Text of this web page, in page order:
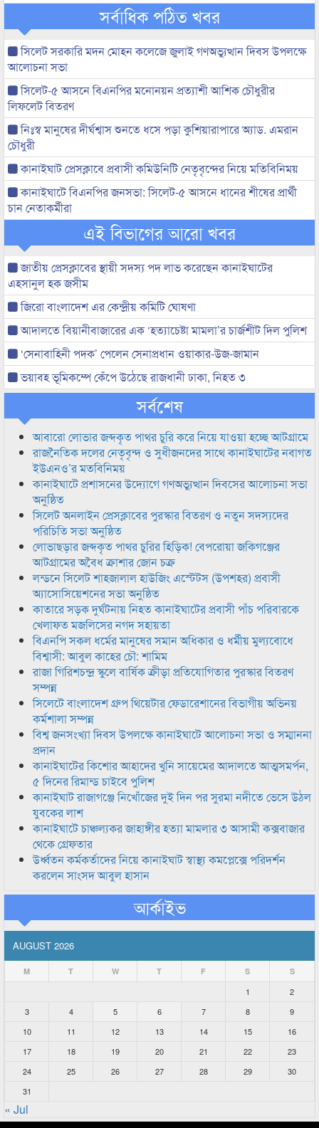
সর্বাধিক পঠিত খবর
সিলেট সরকারি মদন মোহন কলেজে জুলাই গণঅভ্যুত্থান দিবস উপলক্ষে
আলোচনা সভা
সিলেট-৫ আসনে বিএনপির মনোনয়ন প্রত্যাশী আশিক চৌধুরীর
লিফলেট বিতরণ
নিঃস্ব মানুষের দীর্ঘশ্বাস শুনতে ধসে পড়া কুশিয়ারাপারে অ্যাড. এমরান
চৌধুরী
কানাইঘাট প্রেসক্লাবে প্রবাসী কমিউনিটি নেতৃবৃন্দের নিয়ে মতিবিনিময়
কানাইঘাটে বিএনপির জনসভা: সিলেট-৫ আসনে ধানের শীষের প্রার্থী
চান নেতাকর্মীরা
এই বিভাগের আরো খবর
জাতীয় প্রেসক্লাবের স্থায়ী সদস্য পদ লাভ করেছেন কানাইঘাটের
এহসানুল হক জসীম
জিরো বাংলাদেশ এর কেন্দ্রীয় কমিটি ঘোষণা
আদালতে বিয়ানীবাজারের এক ‘হত্যাচেষ্টা মামলা’র চার্জশীট দিল পুলিশ
‘সেনাবাহিনী পদক’ পেলেন সেনাপ্রধান ওয়াকার-উজ-জামান
ভয়াবহ ভূমিকম্পে কেঁপে উঠেছে রাজধানী ঢাকা, নিহত ৩
সর্বশেষ
আবারো লোভার জব্দকৃত পাথর চুরি করে নিয়ে যাওয়া হচ্ছে আটগ্রামে
রাজনৈতিক দলের নেতৃবৃন্দ ও সুধীজনদের সাথে কানাইঘাটের নবাগত
ইউএনও’র মতবিনিময়
কানাইঘাটে প্রশাসনের উদ্যোগে গণঅভ্যুত্থান দিবসের আলোচনা সভা
অনুষ্ঠিত
সিলেট অনলাইন প্রেসক্লাবের পুরস্কার বিতরণ ও নতুন সদস্যদের
পরিচিতি সভা অনুষ্ঠিত
লোভাছড়ার জব্দকৃত পাথর চুরির হিড়িক! বেপরোয়া জকিগঞ্জের
আটগ্রামের অবৈধ ক্রাশার জোন চক্র
লন্ডনে সিলেট শাহজালাল হাউজিং এস্টেটস (উপশহর) প্রবাসী
অ্যাসোসিয়েশনের সভা অনুষ্ঠিত
কাতারে সড়ক দুর্ঘটনায় নিহত কানাইঘাটের প্রবাসী পাঁচ পরিবারকে
খেলাফত মজলিসের নগদ সহায়তা
বিএনপি সকল ধর্মের মানুষের সমান অধিকার ও ধর্মীয় মুল্যবোধে
বিশ্বাসী: আবুল কাহের চৌ: শামিম
রাজা গিরিশচন্দ্র স্কুলে বার্ষিক ক্রীড়া প্রতিযোগিতার পুরস্কার বিতরণ
সম্পন্ন
সিলেটে বাংলাদেশ গ্রুপ থিয়েটার ফেডারেশানের বিভাগীয় অভিনয়
কর্মশালা সম্পন্ন
বিশ্ব জনসংখ্যা দিবস উপলক্ষে কানাইঘাটে আলোচনা সভা ও সম্মাননা
প্রদান
কানাইঘাটের কিশোর আহাদের খুনি সায়েমের আদালতে আত্মসমর্পন,
৫ দিনের রিমান্ড চাইবে পুলিশ
কানাইঘাট রাজাগঞ্জে নিখোঁজের দুই দিন পর সুরমা নদীতে ভেসে উঠল
যুবকের লাশ
কানাইঘাটে চাঞ্চল্যকর জাহাঙ্গীর হত্যা মামলার ৩ আসামী কক্সবাজার
থেকে গ্রেফতার
উর্ধ্বতন কর্মকর্তাদের নিয়ে কানাইঘাট স্বাস্থ্য কমপ্লেক্সে পরিদর্শন
করলেন সাংসদ আবুল হাসান
আর্কাইভ
AUGUST 2026
M T W T F S S
1
2
3
4 5 6 7 8
9
10
11 12 13 14 15
16
17
18 19 20 21 22
23
24
25 26 27 28 29
30
31
« Jul